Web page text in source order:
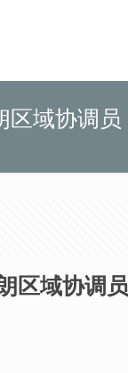
区域协调员
区域协调员